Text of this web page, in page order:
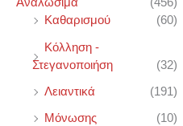
Καθαρισμού
(60)
Κόλληση -
Στεγανοποιήση
(32)
Λειαντικά
(191)
Μόνωσης
(10)
ι
μ
ή